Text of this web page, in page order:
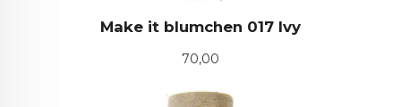
Make it blumchen 017 Ivy
Pris
70,00